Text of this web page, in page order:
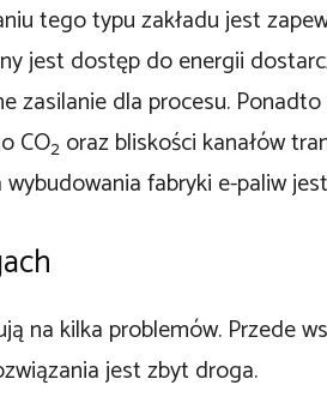
tego typu zakładu jest
jest dostęp do energii
zasilanie dla procesu.
CO2 oraz bliskości kanałów
fabryki e-paliw
na kilka problemów. Przede
jest zbyt droga.